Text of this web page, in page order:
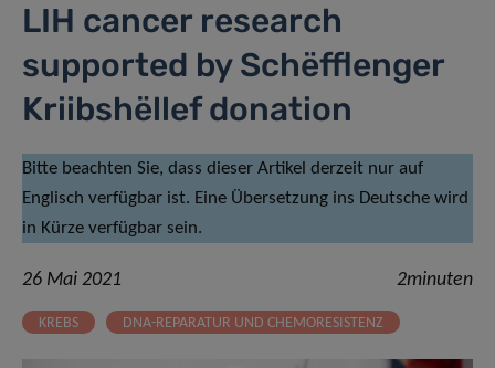
LIH cancer research
supported by Schëfflenger
Kriibshëllef donation
Bitte beachten Sie, dass dieser Artikel derzeit nur auf
Englisch verfügbar ist. Eine Übersetzung ins Deutsche wird
in Kürze verfügbar sein.
26 Mai 2021 2minuten
KREBS DNA-REPARATUR UND CHEMORESISTENZ